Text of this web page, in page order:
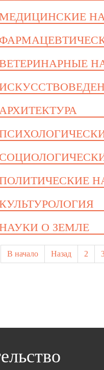
МЕДИЦИНСКИЕ
ВЕТЕРИНАРНЫЕ
АРХИТЕКТУРА
ПОЛИТИЧЕСКИЕ
КУЛЬТУРОЛОГИЯ
НАУКИ О ЗЕМЛЕ
В начало Назад 2